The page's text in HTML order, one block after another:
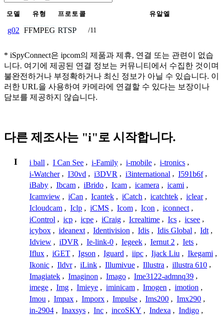
모델 유형 프로토콜 유알엘
g02 FFMPEG RTSP /11
* iSpyConnect은 ipcom의 제품과 제휴, 연결 또는 관련이 없습
니다. 여기에 제공된 연결 정보는 커뮤니티에서 수집한 것이며
불완전하거나 부정확하거나 최신 정보가 아닐 수 있습니다. 이
러한 URL을 사용하여 카메라에 연결할 수 있다는 보장이나
담보를 제공하지 않습니다.
다른 제조사는 "i"로 시작합니다.
I i ball , I Can See , i-Family , i-mobile , i-tronics ,
i-Watcher , I30vd , i3DVR , i3international , I591b6f ,
iBaby , Ibcam , iBrido , Icam , icamera , icami ,
Icamview , iCan , Icantek , iCatch , icatchtek , iclear ,
Icloudcam , Iclp , iCMS , Icom , Icon , iconnect ,
iControl , icp , icpe , iCraig , Icrealtime , Ics , icsee ,
icybox , ideanext , Identivision , Idis , Idis Global , Idt ,
Idview , iDVR , Ie-link-0 , Iegeek , Iernut 2 , Iets ,
Iflux , iGET , Igson , Iguard , iipc , Ijack Liu , Ikegami ,
Ikonic , Ildvr , iLink , Illumivue , Illustra , illustra 610 ,
Imagiatek , Imaginon , Imago , Ime3122-admnq39 ,
imege , Img , Imieye , iminicam , Imogen , imotion ,
Imou , Impax , Imporx , Impulse , Ims200 , Imx290 ,
in-2904 , Inaxsys , Inc , incoSKY , Indexa , Indigo ,